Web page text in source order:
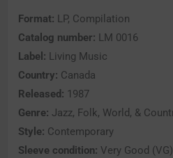
Format: LP, Compilation
Catalog number: LM 0016
Label: Living Music
Country: Canada
Released: 1987
Genre: Jazz, Folk, World, &
Style: Contemporary
Sleeve condition: Very Good (VG)